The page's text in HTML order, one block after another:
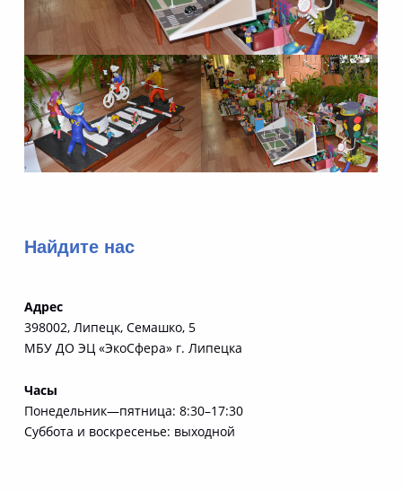
Вернуться к главной навигации по сайту
Найдите нас
Адрес
398002, Липецк, Семашко, 5
МБУ ДО ЭЦ «ЭкоСфера» г. Липецка
Часы
Понедельник—пятница: 8:30–17:30
Суббота и воскресенье: выходной